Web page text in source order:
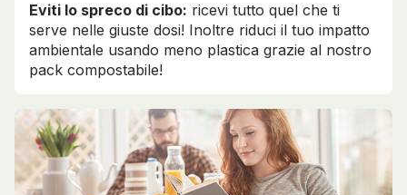
Eviti lo spreco di cibo: ricevi tutto quel che ti
serve nelle giuste dosi! Inoltre riduci il tuo impatto
ambientale usando meno plastica grazie al nostro
pack compostabile!